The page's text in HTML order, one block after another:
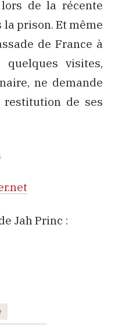
de la récente
prison. Et même
de France à
visites,
ne demande
de ses
Jah Princ :